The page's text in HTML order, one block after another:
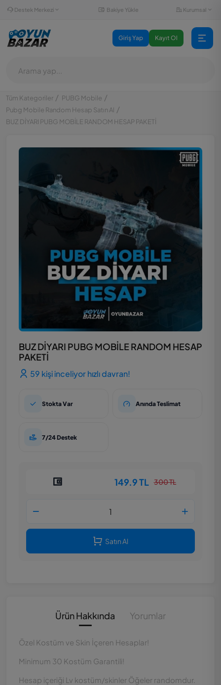
Destek Merkezi Bakiye Yükle Kurumsal
Giriş Yap Kayıt Ol
Tüm Kategoriler
PUBG Mobile
Pubg Mobile Random Hesap Satın Al
BUZ DİYARI PUBG MOBİLE RANDOM HESAP PAKETİ
BUZ DİYARI PUBG MOBİLE RANDOM HESAP
PAKETİ
59 kişi inceliyor hızlı davran!
Stokta Var Anında Teslimat
7/24 Destek
149.9 TL 300 TL
Satın Al
Ürün Hakkında Yorumlar
Özel Kostüm ve Skin İçeren Hesaplar!
Minimum 30 Kostüm Garantili!
Hesap içeriği Lv kostüm/skinler Öğeler randomdur.